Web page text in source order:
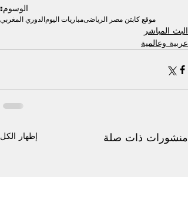
الوسوم:
موقع كابتن مصر الرياضىمباريات اليومالدوري المغربي
البث المباشر
عربية وعالمية
منشورات ذات صلة إظهار الكل